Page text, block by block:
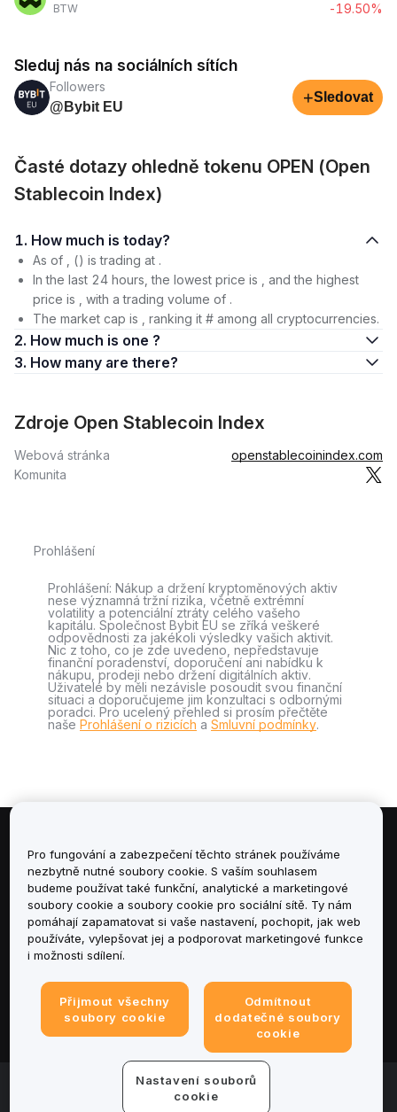
BTW
-19.50%
Sleduj nás na sociálních sítích
Followers
@Bybit EU
+Sledovat
Časté dotazy ohledně tokenu OPEN (Open
Stablecoin Index)
1. How much is today?
As of , () is trading at .
In the last 24 hours, the lowest price is , and the highest
price is , with a trading volume of .
The market cap is , ranking it # among all cryptocurrencies.
2. How much is one ?
3. How many are there?
Zdroje Open Stablecoin Index
Webová stránka
openstablecoinindex.com
Komunita
Prohlášení
Prohlášení: Nákup a držení kryptoměnových aktiv
nese významná tržní rizika, včetně extrémní
volatility a potenciální ztráty celého vašeho
kapitálu. Společnost Bybit EU se zříká veškeré
odpovědnosti za jakékoli výsledky vašich aktivit.
Nic z toho, co je zde uvedeno, nepředstavuje
finanční poradenství, doporučení ani nabídku k
nákupu, prodeji nebo držení digitálních aktiv.
Uživatelé by měli nezávisle posoudit svou finanční
situaci a doporučujeme jim konzultaci s odbornými
poradci. Pro ucelený přehled si prosím přečtěte
naše Prohlášení o rizicích a Smluvní podmínky.
Informace
Služby
podpora
Právní informace
© 2025-2026 Bybit.eu. All rights reserved.
Podmínky poskytování služeb
Podmínky ochrany
Pro fungování a zabezpečení těchto stránek používáme
nezbytně nutné soubory cookie. S vaším souhlasem
budeme používat také funkční, analytické a marketingové
soubory cookie a soubory cookie pro sociální sítě. Ty nám
pomáhají zapamatovat si vaše nastavení, pochopit, jak web
používáte, vylepšovat jej a podporovat marketingové funkce
i možnosti sdílení.
Přijmout všechny
soubory cookie
Odmítnout
dodatečné soubory
cookie
Nastavení souborů
cookie